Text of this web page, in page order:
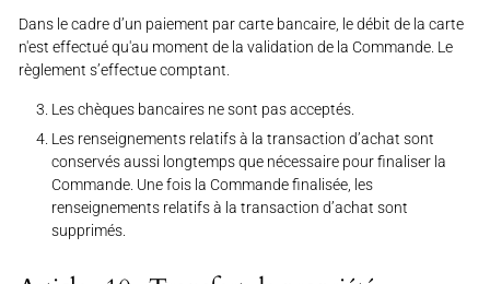
Dans le cadre d’un paiement par carte bancaire, le débit de la carte
n'est effectué qu'au moment de la validation de la Commande. Le
règlement s’effectue comptant.
Les chèques bancaires ne sont pas acceptés.
Les renseignements relatifs à la transaction d’achat sont
conservés aussi longtemps que nécessaire pour finaliser la
Commande. Une fois la Commande finalisée, les
renseignements relatifs à la transaction d’achat sont
supprimés.